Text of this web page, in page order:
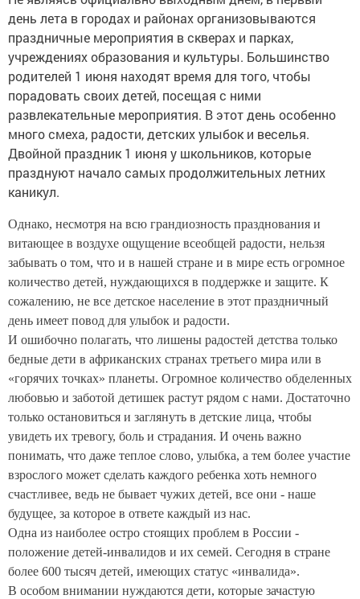
день лета в городах и районах организовываются
праздничные мероприятия в скверах и парках,
учреждениях образования и культуры. Большинство
родителей 1 июня находят время для того, чтобы
порадовать своих детей, посещая с ними
развлекательные мероприятия. В этот день особенно
много смеха, радости, детских улыбок и веселья.
Двойной праздник 1 июня у школьников, которые
празднуют начало самых продолжительных летних
каникул.
Однако, несмотря на всю грандиозность празднования и
витающее в воздухе ощущение всеобщей радости, нельзя
забывать о том, что и в нашей стране и в мире есть огромное
количество детей, нуждающихся в поддержке и защите. К
сожалению, не все детское население в этот праздничный
день имеет повод для улыбок и радости.
И ошибочно полагать, что лишены радостей детства только
бедные дети в африканских странах третьего мира или в
«горячих точках» планеты. Огромное количество обделенных
любовью и заботой детишек растут рядом с нами. Достаточно
только остановиться и заглянуть в детские лица, чтобы
увидеть их тревогу, боль и страдания. И очень важно
понимать, что даже теплое слово, улыбка, а тем более участие
взрослого может сделать каждого ребенка хоть немного
счастливее, ведь не бывает чужих детей, все они - наше
будущее, за которое в ответе каждый из нас.
Одна из наиболее остро стоящих проблем в России -
положение детей-инвалидов и их семей. Сегодня в стране
более 600 тысяч детей, имеющих статус «инвалида».
В особом внимании нуждаются дети, которые зачастую